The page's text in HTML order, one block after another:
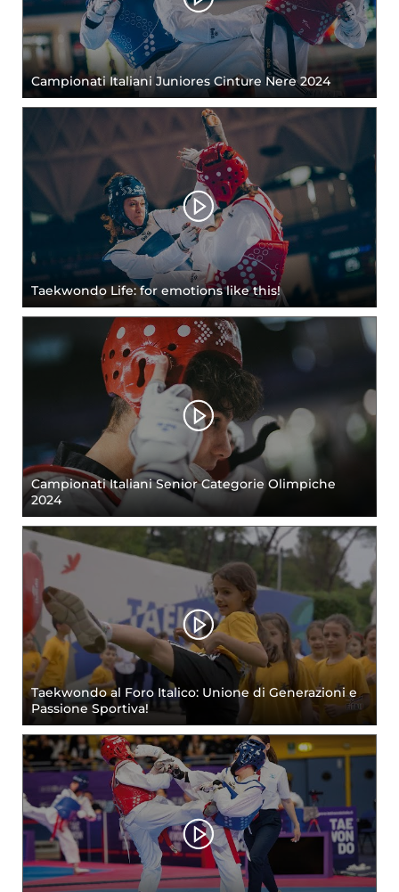
Campionati Italiani Juniores Cinture Nere 2024
Taekwondo Life: for emotions like this!
Campionati Italiani Senior Categorie Olimpiche
2024
Taekwondo al Foro Italico: Unione di Generazioni e
Passione Sportiva!